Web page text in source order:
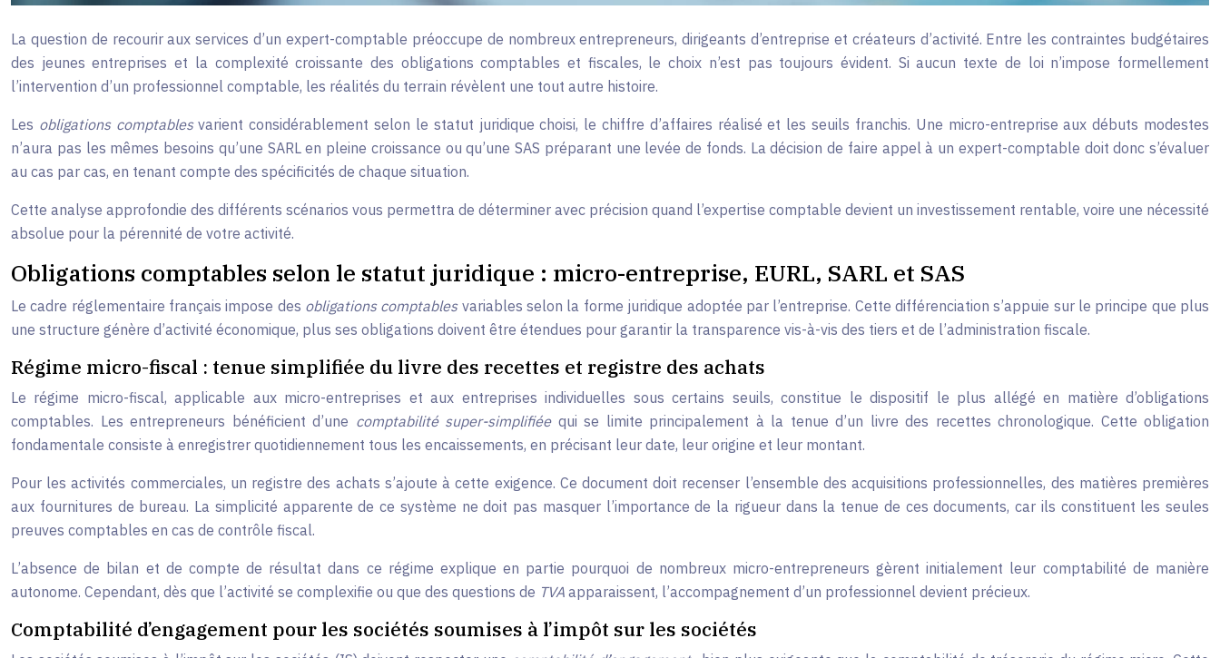
La question de recourir aux services d’un expert-comptable préoccupe de nombreux entrepreneurs, dirigeants d’entreprise et créateurs d’activité. Entre les contraintes budgétaires
des jeunes entreprises et la complexité croissante des obligations comptables et fiscales, le choix n’est pas toujours évident. Si aucun texte de loi n’impose formellement
l’intervention d’un professionnel comptable, les réalités du terrain révèlent une tout autre histoire.
Les obligations comptablesvarient considérablement selon le statut juridique choisi, le chiffre d’affaires réalisé et les seuils franchis. Une micro-entreprise aux débuts modestes
n’aura pas les mêmes besoins qu’une SARL en pleine croissance ou qu’une SAS préparant une levée de fonds. La décision de faire appel à un expert-comptable doit donc s’évaluer
au cas par cas, en tenant compte des spécificités de chaque situation.
Cette analyse approfondie des différents scénarios vous permettra de déterminer avec précision quand l’expertise comptable devient un investissement rentable, voire une nécessité
absolue pour la pérennité de votre activité.
Obligations comptables selon le statut juridique : micro-entreprise, EURL, SARL et SAS
Le cadre réglementaire français impose des obligations comptables variables selon la forme juridique adoptée par l’entreprise. Cette différenciation s’appuie sur le principe que plus
une structure génère d’activité économique, plus ses obligations doivent être étendues pour garantir la transparence vis-à-vis des tiers et de l’administration fiscale.
Régime micro-fiscal : tenue simplifiée du livre des recettes et registre des achats
Le régime micro-fiscal, applicable aux micro-entreprises et aux entreprises individuelles sous certains seuils, constitue le dispositif le plus allégé en matière d’obligations
comptables. Les entrepreneurs bénéficient d’une comptabilité super-simplifiée qui se limite principalement à la tenue d’un livre des recettes chronologique. Cette obligation
fondamentale consiste à enregistrer quotidiennement tous les encaissements, en précisant leur date, leur origine et leur montant.
Pour les activités commerciales, un registre des achats s’ajoute à cette exigence. Ce document doit recenser l’ensemble des acquisitions professionnelles, des matières premières
aux fournitures de bureau. La simplicité apparente de ce système ne doit pas masquer l’importance de la rigueur dans la tenue de ces documents, car ils constituent les seules
preuves comptables en cas de contrôle fiscal.
L’absence de bilan et de compte de résultat dans ce régime explique en partie pourquoi de nombreux micro-entrepreneurs gèrent initialement leur comptabilité de manière
autonome. Cependant, dès que l’activité se complexifie ou que des questions de TVA apparaissent, l’accompagnement d’un professionnel devient précieux.
Comptabilité d’engagement pour les sociétés soumises à l’impôt sur les sociétés